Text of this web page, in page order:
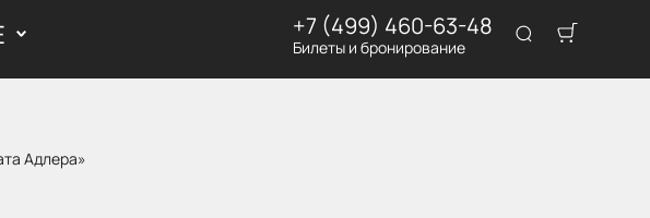
+7 (499) 460-63-48
Билеты и бронирование
Адлера»